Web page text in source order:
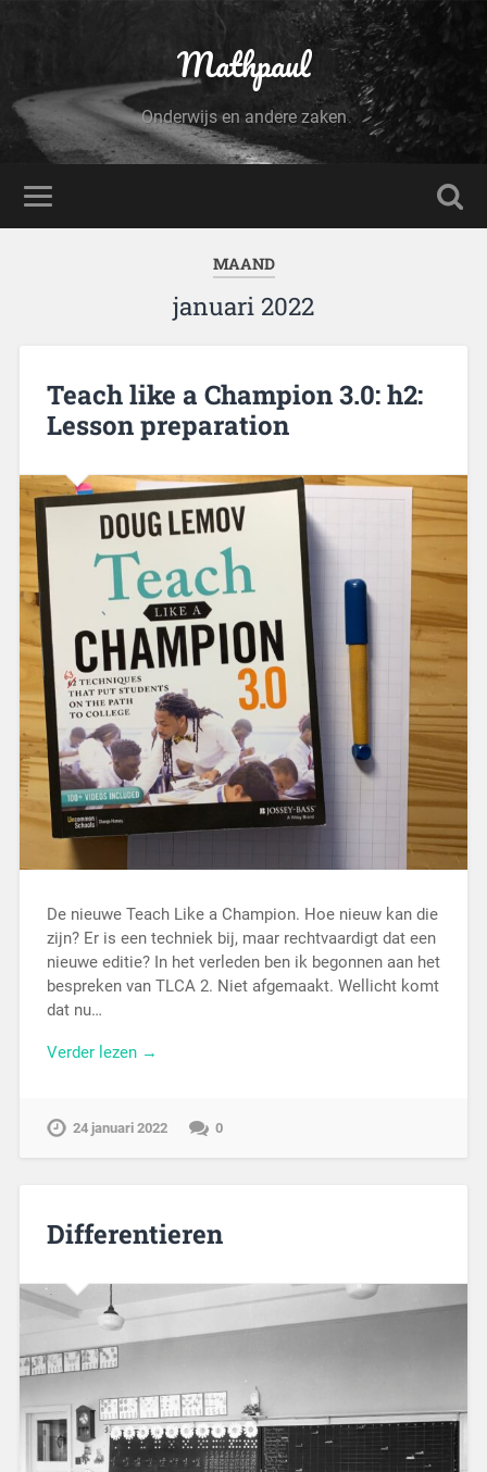
Mathpaul
Onderwijs en andere zaken
MAAND
januari 2022
Teach like a Champion 3.0: h2:
Lesson preparation
De nieuwe Teach Like a Champion. Hoe nieuw kan die
zijn? Er is een techniek bij, maar rechtvaardigt dat een
nieuwe editie? In het verleden ben ik begonnen aan het
bespreken van TLCA 2. Niet afgemaakt. Wellicht komt
dat nu…
Verder lezen →
24 januari 2022 0
Differentieren